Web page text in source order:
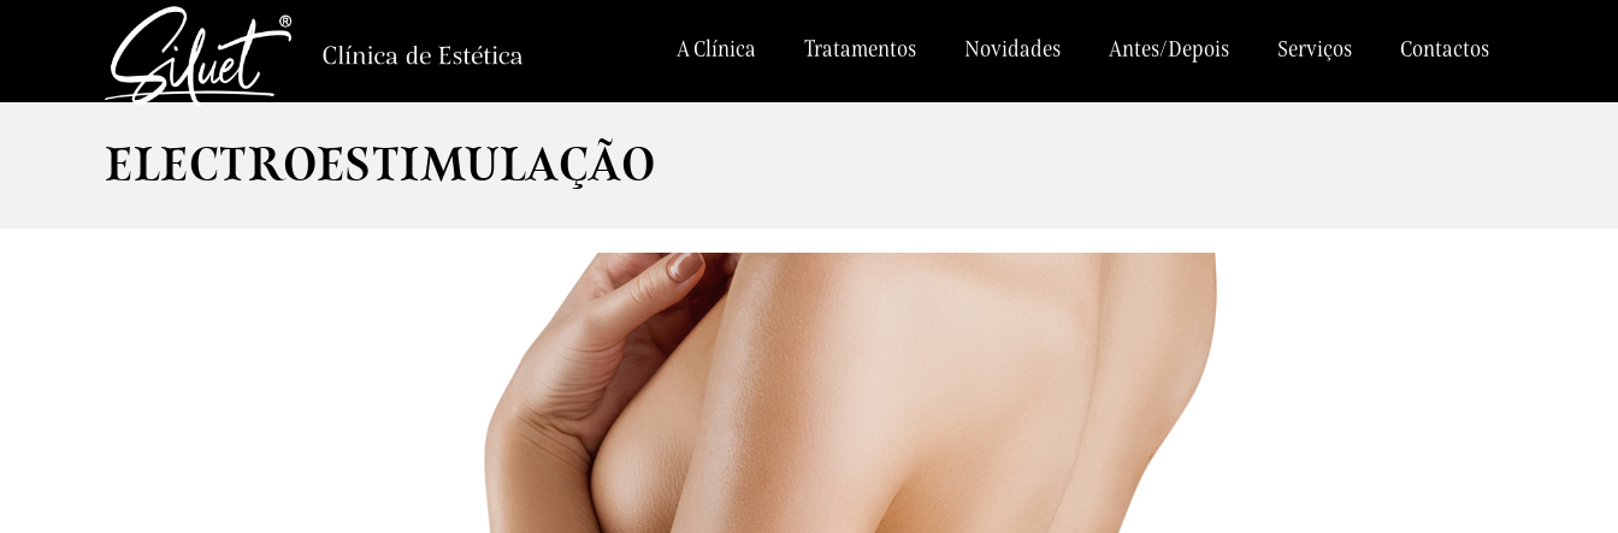
A Clínica Tratamentos Novidades Antes/Depois Serviços Contactos
ELECTROESTIMULAÇÃO